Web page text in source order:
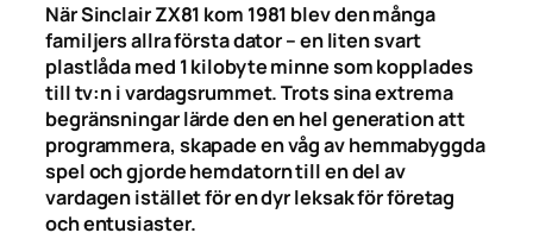
När Sinclair ZX81 kom 1981 blev den många
familjers allra första dator – en liten svart
plastlåda med 1 kilobyte minne som kopplades
till tv:n i vardagsrummet. Trots sina extrema
begränsningar lärde den en hel generation att
programmera, skapade en våg av hemmabyggda
spel och gjorde hemdatorn till en del av
vardagen istället för en dyr leksak för företag
och entusiaster.